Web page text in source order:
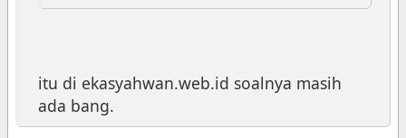
itu di ekasyahwan.web.id soalnya masih
ada bang.